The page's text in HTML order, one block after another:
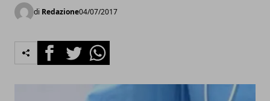
di Redazione04/07/2017
FacebookTwitterWhatsapp